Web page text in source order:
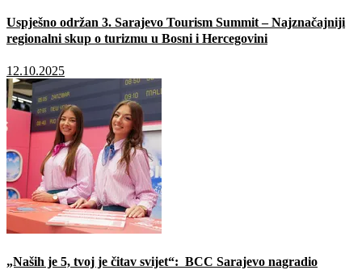
Uspješno održan 3. Sarajevo Tourism Summit – Najznačajniji
regionalni skup o turizmu u Bosni i Hercegovini
12.10.2025
„Naših je 5, tvoj je čitav svijet“: BCC Sarajevo nagradio